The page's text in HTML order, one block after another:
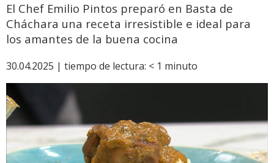
El Chef Emilio Pintos preparó en Basta de
Cháchara una receta irresistible e ideal para
los amantes de la buena cocina
30.04.2025 | tiempo de lectura: < 1 minuto